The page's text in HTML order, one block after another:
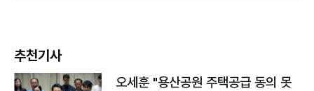
추천기사
오세훈 "용산공원 주택공급 동의 못